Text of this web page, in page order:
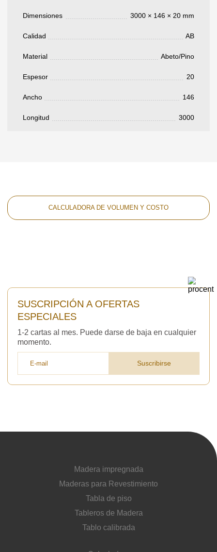
Dimensiones 3000 × 146 × 20 mm
Calidad AB
Material Abeto/Pino
Espesor 20
Ancho 146
Longitud 3000
CALCULADORA DE VOLUMEN Y COSTO
SUSCRIPCIÓN A OFERTAS
ESPECIALES
1-2 cartas al mes. Puede darse de baja en cualquier
momento.
Suscribirse
Madera impregnada
Maderas para Revestimiento
Tabla de piso
Tableros de Madera
Tablo calibrada
pondremos en contacto con usted.